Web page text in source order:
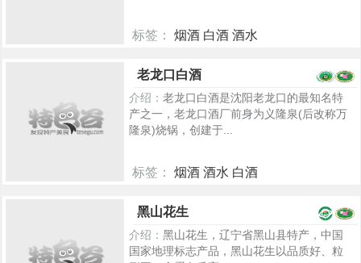
标签： 烟酒 白酒 酒水
老龙口白酒
介绍： 老龙口白酒是沈阳老龙口的最知名特
产之一，老龙口酒厂前身为义隆泉(后改称万
隆泉)烧锅，创建于...
标签： 烟酒 酒水 白酒
黑山花生
介绍： 黑山花生，辽宁省黑山县特产，中国
国家地理标志产品，黑山花生以品质好、粒